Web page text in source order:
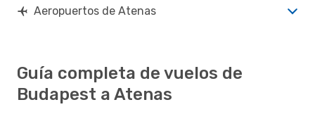
Aeropuertos de Atenas
Guía completa de vuelos de
Budapest a Atenas